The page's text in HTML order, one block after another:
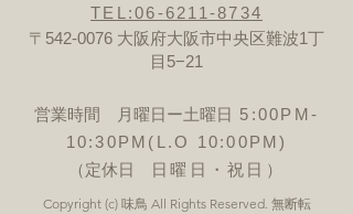
TEL:06-6211-8734
〒542-0076 大阪府大阪市中央区難波1丁
目5−21
営業時間 月曜日ー土曜日 5:00PM-
10:30PM(L.O 10:00PM)
（定休日
日曜日・祝日）
Copyright (c) 味鳥 All Rights Reserved. 無断転